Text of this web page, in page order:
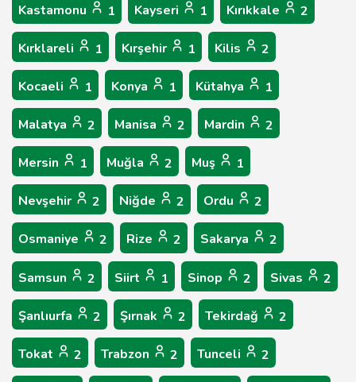
Kastamonu 1 Kayseri 1 Kırıkkale 2
Kırklareli 1 Kırşehir 1 Kilis 2
Kocaeli 1 Konya 1 Kütahya 1
Malatya 2 Manisa 2 Mardin 2
Mersin 1 Muğla 2 Muş 1
Nevşehir 2 Niğde 2 Ordu 2
Osmaniye 2 Rize 2 Sakarya 2
Samsun 2 Siirt 1 Sinop 2 Sivas 2
Şanlıurfa 2 Şırnak 2 Tekirdağ 2
Tokat 2 Trabzon 2 Tunceli 2